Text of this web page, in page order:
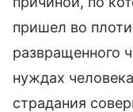
пришел во
развращенного
нуждах
страдания